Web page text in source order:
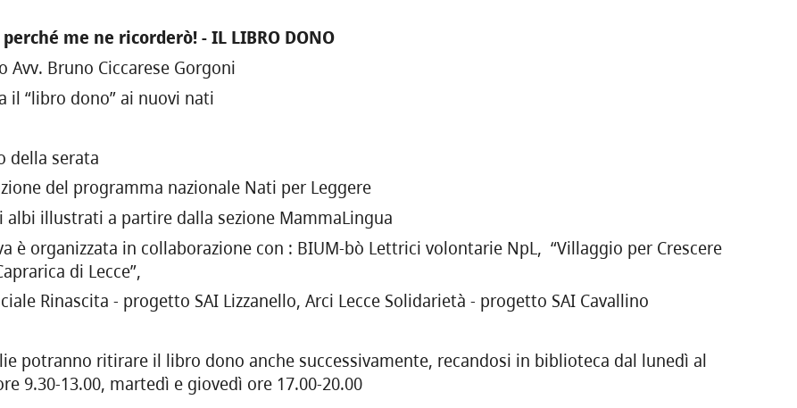
me ne ricorderò! - IL LIBRO DONO
Avv. Bruno Ciccarese Gorgoni
il “libro dono” ai nuovi nati
della serata
del programma nazionale Nati per Leggere
albi illustrati a partire dalla sezione MammaLingua
è organizzata in collaborazione con : BIUM-bò Lettrici volontarie NpL, “Villaggio per Crescere
di Lecce”,
Rinascita - progetto SAI Lizzanello, Arci Lecce Solidarietà - progetto SAI Cavallino
potranno ritirare il libro dono anche successivamente, recandosi in biblioteca dal lunedì al
9.30-13.00, martedì e giovedì ore 17.00-20.00